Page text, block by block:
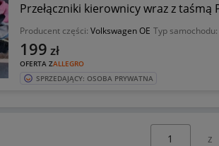
Przełączniki kierownicy wraz z taśmą
Producent części: Volkswagen OE Typ samochodu:
OFERTA ZALLEGRO
199 zł
SPRZEDAJĄCY: OSOBA PRYWATNA